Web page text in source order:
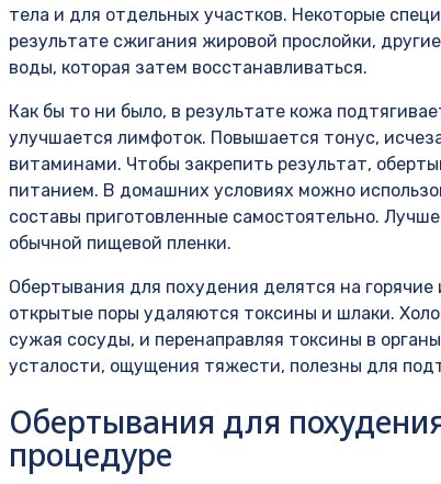
тела и для отдельных участков. Некоторые
результате сжигания жировой прослойки,
воды, которая затем восстанавливаться.
Как бы то ни было, в результате кожа
улучшается лимфоток. Повышается тонус,
витаминами. Чтобы закрепить результат,
питанием. В домашних условиях можно
составы приготовленные самостоятельно.
обычной пищевой пленки.
Обертывания для похудения делятся на
открытые поры удаляются токсины и шлаки.
сужая сосуды, и перенаправляя токсины в
усталости, ощущения тяжести, полезны для
Обертывания для
процедуре